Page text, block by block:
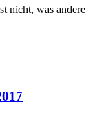
nicht, was andere